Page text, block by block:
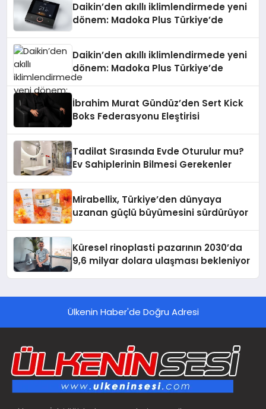
Daikin’den akıllı iklimlendirmede yeni
dönem: Madoka Plus Türkiye’de
Daikin’den akıllı iklimlendirmede yeni
dönem: Madoka Plus Türkiye’de
İbrahim Murat Gündüz’den Sert Kick
Boks Federasyonu Eleştirisi
Tadilat Sırasında Evde Oturulur mu?
Ev Sahiplerinin Bilmesi Gerekenler
Mirabellix, Türkiye’den dünyaya
uzanan güçlü büyümesini sürdürüyor
Küresel rinoplasti pazarının 2030’da
9,6 milyar dolara ulaşması bekleniyor
Ülkenin Haber'de Doğru Adresi